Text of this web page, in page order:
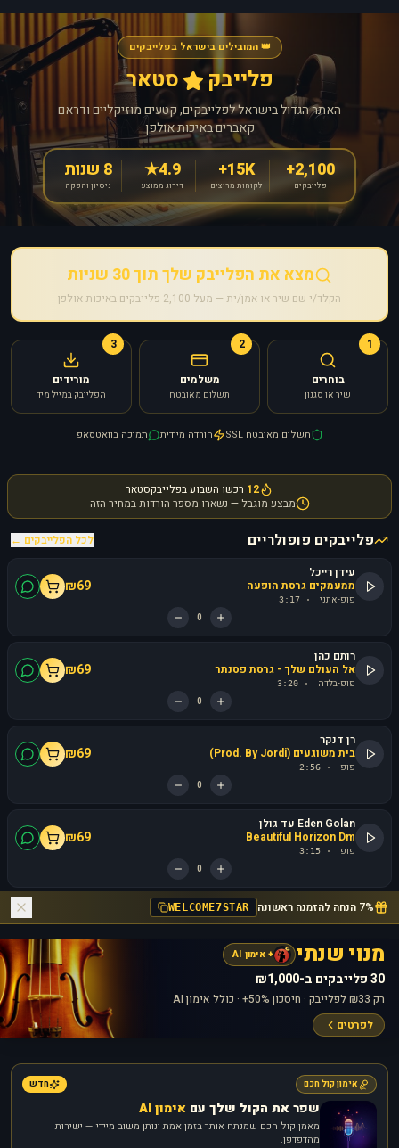
👑 המובילים בישראל בפלייבקים
פלייבק סטאר
האתר הגדול בישראל לפלייבקים, קטעים מוזיקליים ודראם
קאברים באיכות אולפן
2,100+
פלייבקים
15K+
לקוחות מרוצים
4.9★
דירוג ממוצע
8 שנות
ניסיון והפקה
מצא את הפלייבק שלך תוך 30 שניות
הקלד/י שם שיר או אמן/ית — מעל 2,100 פלייבקים באיכות אולפן
1
בוחרים
שיר או סגנון
2
משלמים
תשלום מאובטח
3
מורידים
הפלייבק במייל מיד
תשלום מאובטח SSL הורדה מיידית תמיכה בוואטסאפ
12 רכשו השבוע בפלייבקסטאר
מבצע מוגבל — נשארו מספר הורדות במחיר הזה
פלייבקים פופולריים
לכל הפלייבקים ←
עידן רייכל
ממעמקים גרסת הופעה
פופ-אתני ·
3:17
₪69
0
רותם כהן
אל העולם שלך - גרסת פסנתר
פופ-בלדה ·
3:20
₪69
0
רן דנקר
בית משוגעים (Prod. By Jordi)
פופ ·
2:56
₪69
0
Eden Golan עד גולן
Beautiful Horizon Dm
פופ ·
3:15
₪69
0
7% הנחה להזמנה ראשונה WELCOME7STAR
מנוי שנתי + אימון AI
30 פלייבקים ב-₪1,000
רק ₪33 לפלייבק · חיסכון 50%+ · כולל אימון AI
לפרטים
אימון קול חכם חדש
שפר את הקול שלך עם אימון AI
מאמן קול חכם שמנתח אותך בזמן אמת ונותן משוב מיידי — ישירות
מהדפדפן.